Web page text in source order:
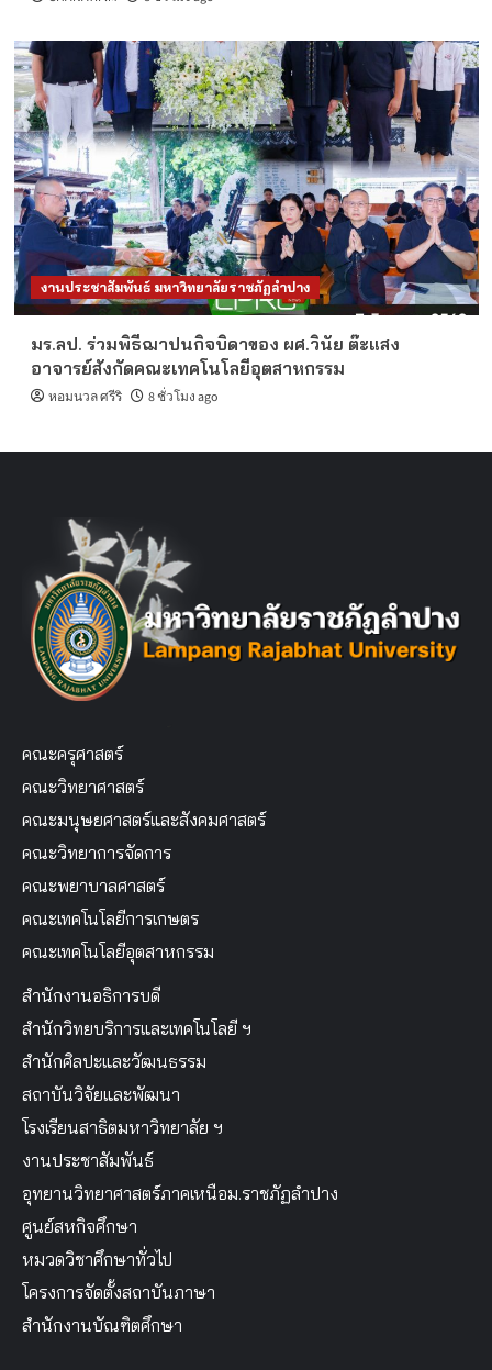
งานประชาสัมพันธ์ มหาวิทยาลัยราชภัฏลำปาง
มร.ลป. ร่วมพิธีฌาปนกิจบิดาของ ผศ.วินัย ต๊ะแสง
อาจารย์สังกัดคณะเทคโนโลยีอุตสาหกรรม
หอมนวล ศรีริ 8 ชั่วโมง ago
คณะครุศาสตร์
คณะวิทยาศาสตร์
คณะมนุษยศาสตร์และสังคมศาสตร์
คณะวิทยาการจัดการ
คณะพยาบาลศาสตร์
คณะเทคโนโลยีการเกษตร
คณะเทคโนโลยีอุตสาหกรรม
สำนักงานอธิการบดี
สำนักวิทยบริการและเทคโนโลยี ฯ
สำนักศิลปะและวัฒนธรรม
สถาบันวิจัยและพัฒนา
โรงเรียนสาธิตมหาวิทยาลัย ฯ
งานประชาสัมพันธ์
อุทยานวิทยาศาสตร์ภาคเหนือม.ราชภัฏลำปาง
ศูนย์สหกิจศึกษา
หมวดวิชาศึกษาทั่วไป
โครงการจัดตั้งสถาบันภาษา
สำนักงานบัณฑิตศึกษา